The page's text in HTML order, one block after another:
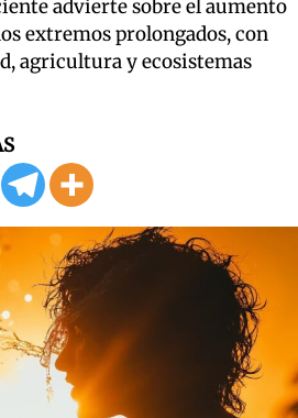
advierte sobre el aumento
extremos prolongados, con
agricultura y ecosistemas